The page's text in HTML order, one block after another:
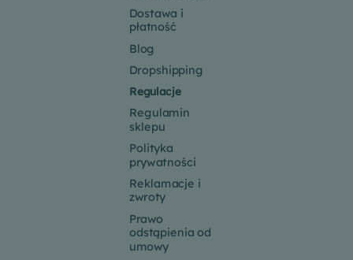
Dostawa i
płatność
Blog
Dropshipping
Regulacje
Regulamin
sklepu
Polityka
prywatności
Reklamacje i
zwroty
Prawo
odstąpienia od
umowy